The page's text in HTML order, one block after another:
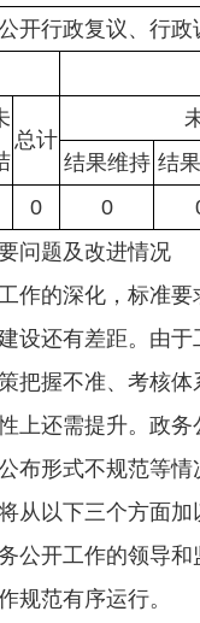
开行政复议、行政
总计
结果维持 结
0 0
问题及改进情况
作的深化，标准
设还有差距。由
把握不准、考核体
上还需提升。政
布形式不规范等情
从以下三个方面加
公开工作的领导
规范有序运行。